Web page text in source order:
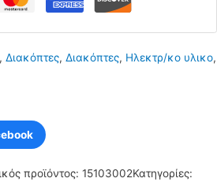
, Διακόπτες, Διακόπτες, Ηλεκτρ/κο υλικο,
προϊόντος: 15103002Κατηγορίες: